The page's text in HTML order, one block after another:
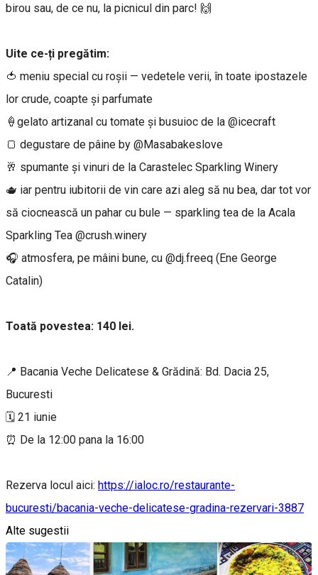
birou sau, de ce nu, la picnicul din parc! 🙌
Uite ce-ți pregătim:
🍅 meniu special cu roșii — vedetele verii, în toate ipostazele
lor crude, coapte și parfumate
🍦gelato artizanal cu tomate și busuioc de la @icecraft
🍞 degustare de pâine by @Masabakeslove
🥂 spumante și vinuri de la Carastelec Sparkling Winery
🫖 iar pentru iubitorii de vin care azi aleg să nu bea, dar tot vor
să ciocnească un pahar cu bule — sparkling tea de la Acala
Sparkling Tea @crush.winery
🎧 atmosfera, pe mâini bune, cu @dj.freeq (Ene George
Catalin)
Toată povestea: 140 lei.
📍 Bacania Veche Delicatese & Grădină: Bd. Dacia 25,
Bucuresti
🗓 21 iunie
⏰ De la 12:00 pana la 16:00
Rezerva locul aici: https://ialoc.ro/restaurante-
bucuresti/bacania-veche-delicatese-gradina-rezervari-3887
Alte sugestii